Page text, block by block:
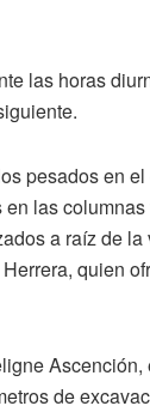
las horas
pesados en
las
a raíz de
quien
de